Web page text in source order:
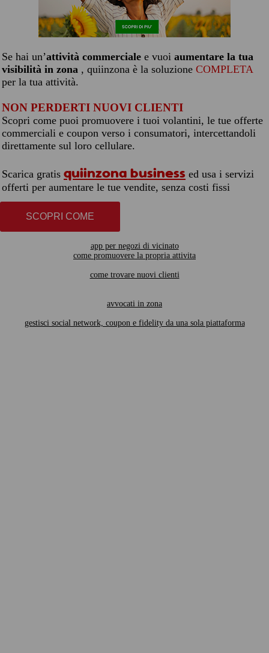
Se hai un’attività commerciale e vuoi aumentare la tua
visibilità in zona , quiinzona è la soluzione COMPLETA
per la tua attività.
NON PERDERTI NUOVI CLIENTI
Scopri come puoi promuovere i tuoi volantini, le tue offerte
commerciali e coupon verso i consumatori, intercettandoli
direttamente sul loro cellulare.
Scarica gratis quiinzona business ed usa i servizi
offerti per aumentare le tue vendite, senza costi fissi
SCOPRI COME
app per negozi di vicinato
come promuovere la propria attivita
come trovare nuovi clienti
avvocati in zona
gestisci social network, coupon e fidelity da una sola piattaforma